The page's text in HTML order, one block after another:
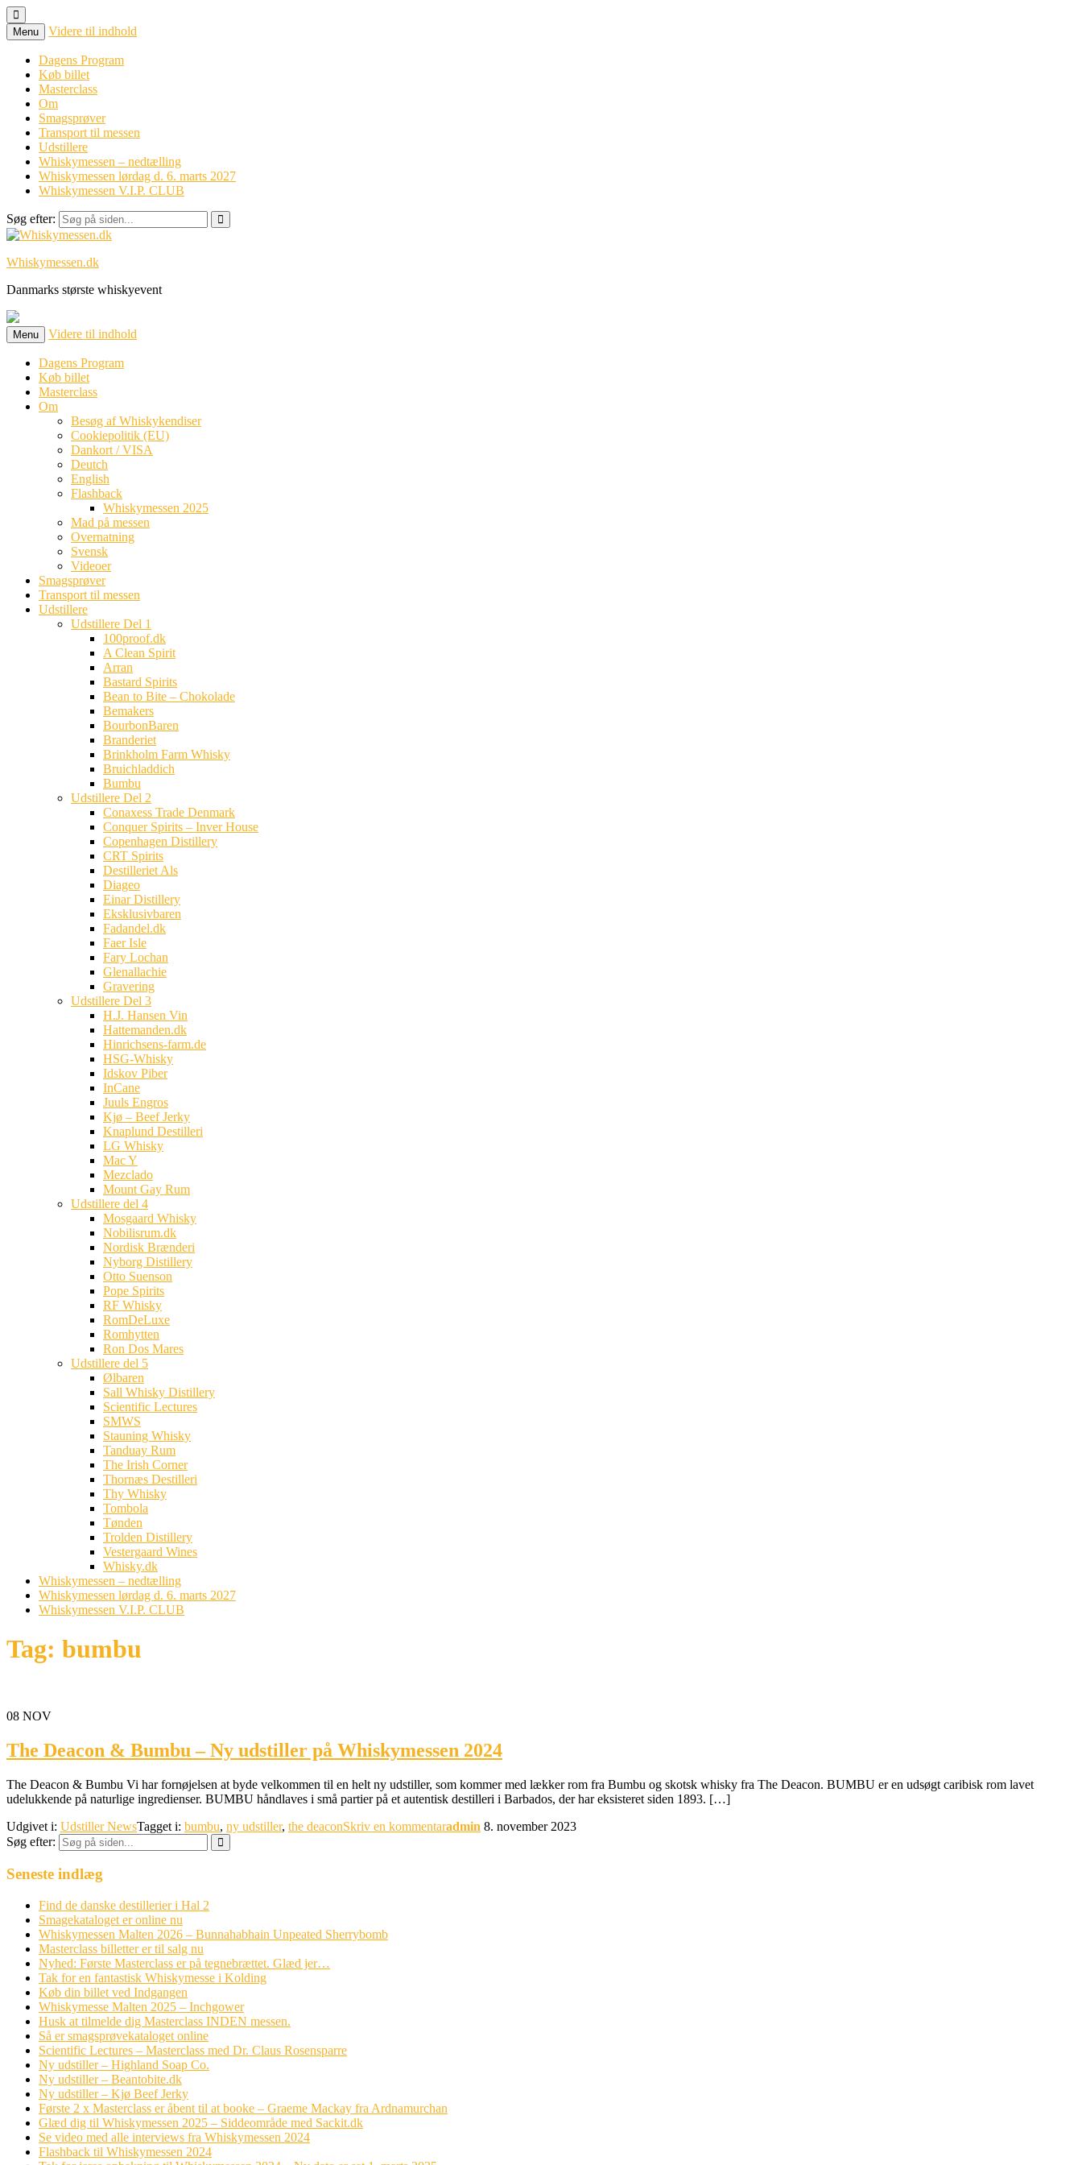
Menu Videre til indhold
Dagens Program
Køb billet
Masterclass
Om
Smagsprøver
Transport til messen
Udstillere
Whiskymessen – nedtælling
Whiskymessen lørdag d. 6. marts 2027
Whiskymessen V.I.P. CLUB
Søg efter:
Whiskymessen.dk
Danmarks største whiskyevent
Menu Videre til indhold
Dagens Program
Køb billet
Masterclass
Om
Besøg af Whiskykendiser
Cookiepolitik (EU)
Dankort / VISA
Deutch
English
Flashback
Whiskymessen 2025
Mad på messen
Overnatning
Svensk
Videoer
Smagsprøver
Transport til messen
Udstillere
Udstillere Del 1
100proof.dk
A Clean Spirit
Arran
Bastard Spirits
Bean to Bite – Chokolade
Bemakers
BourbonBaren
Branderiet
Brinkholm Farm Whisky
Bruichladdich
Bumbu
Udstillere Del 2
Conaxess Trade Denmark
Conquer Spirits – Inver House
Copenhagen Distillery
CRT Spirits
Destilleriet Als
Diageo
Einar Distillery
Eksklusivbaren
Fadandel.dk
Faer Isle
Fary Lochan
Glenallachie
Gravering
Udstillere Del 3
H.J. Hansen Vin
Hattemanden.dk
Hinrichsens-farm.de
HSG-Whisky
Idskov Piber
InCane
Juuls Engros
Kjø – Beef Jerky
Knaplund Destilleri
LG Whisky
Mac Y
Mezclado
Mount Gay Rum
Udstillere del 4
Mosgaard Whisky
Nobilisrum.dk
Nordisk Brænderi
Nyborg Distillery
Otto Suenson
Pope Spirits
RF Whisky
RomDeLuxe
Romhytten
Ron Dos Mares
Udstillere del 5
Ølbaren
Sall Whisky Distillery
Scientific Lectures
SMWS
Stauning Whisky
Tanduay Rum
The Irish Corner
Thornæs Destilleri
Thy Whisky
Tombola
Tønden
Trolden Distillery
Vestergaard Wines
Whisky.dk
Whiskymessen – nedtælling
Whiskymessen lørdag d. 6. marts 2027
Whiskymessen V.I.P. CLUB
Tag: bumbu
08 NOV
The Deacon & Bumbu – Ny udstiller på Whiskymessen 2024
The Deacon & Bumbu Vi har fornøjelsen at byde velkommen til en helt ny udstiller, som kommer med lækker rom fra Bumbu og skotsk whisky fra The Deacon. BUMBU er en udsøgt caribisk rom lavet
udelukkende på naturlige ingredienser. BUMBU håndlaves i små partier på et autentisk destilleri i Barbados, der har eksisteret siden 1893. […]
Udgivet i: Udstiller NewsTagget i: bumbu, ny udstiller, the deaconSkriv en kommentaradmin 8. november 2023
Søg efter:
Seneste indlæg
Find de danske destillerier i Hal 2
Smagekataloget er online nu
Whiskymessen Malten 2026 – Bunnahabhain Unpeated Sherrybomb
Masterclass billetter er til salg nu
Nyhed: Første Masterclass er på tegnebrættet. Glæd jer…
Tak for en fantastisk Whiskymesse i Kolding
Køb din billet ved Indgangen
Whiskymesse Malten 2025 – Inchgower
Husk at tilmelde dig Masterclass INDEN messen.
Så er smagsprøvekataloget online
Scientific Lectures – Masterclass med Dr. Claus Rosensparre
Ny udstiller – Highland Soap Co.
Ny udstiller – Beantobite.dk
Ny udstiller – Kjø Beef Jerky
Første 2 x Masterclass er åbent til at booke – Graeme Mackay fra Ardnamurchan
Glæd dig til Whiskymessen 2025 – Siddeområde med Sackit.dk
Se video med alle interviews fra Whiskymessen 2024
Flashback til Whiskymessen 2024